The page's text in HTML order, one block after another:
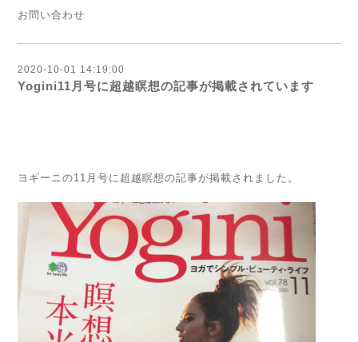
お問い合わせ
2020-10-01 14:19:00
Yogini11月号に超越瞑想の記事が掲載されています
ヨギーニの11月号に超越瞑想の記事が掲載されました。